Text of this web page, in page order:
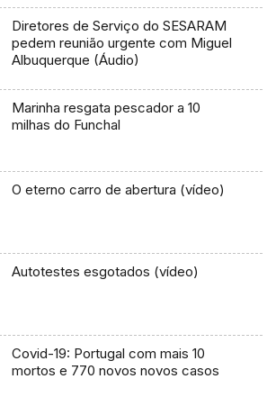
Diretores de Serviço do SESARAM
pedem reunião urgente com Miguel
Albuquerque (Áudio)
Marinha resgata pescador a 10
milhas do Funchal
O eterno carro de abertura (vídeo)
Autotestes esgotados (vídeo)
Covid-19: Portugal com mais 10
mortos e 770 novos novos casos